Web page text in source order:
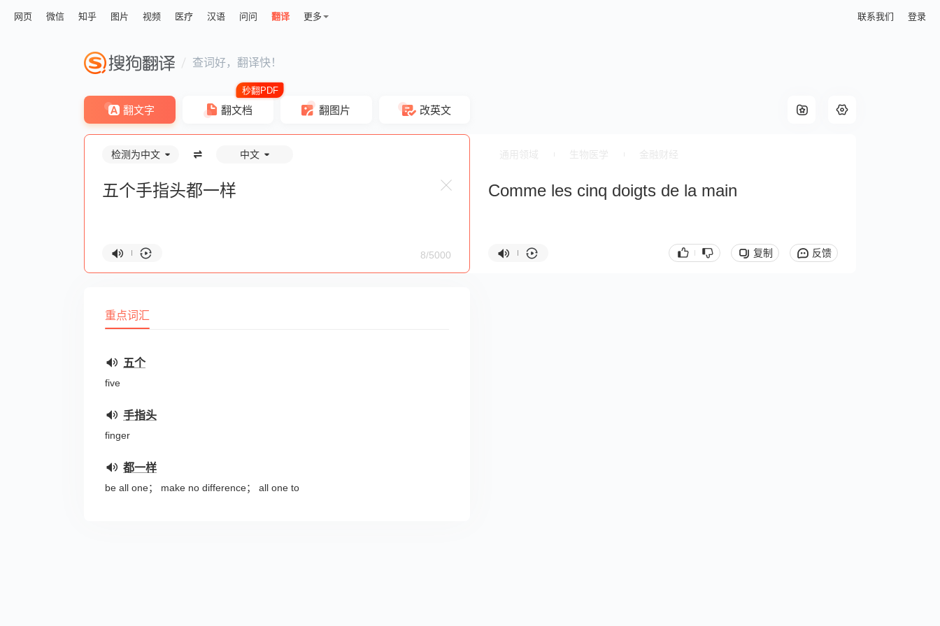
网页 微信 知乎 图片 视频 医疗 汉语 问问 翻译 更多 联系我们 登录
查词好，翻译快！
翻文字 翻文档 翻图片 改英文
检测为中文 中文
8/5000
Comme les cinq doigts de la main
复制 反馈
重点词汇
五个
five
手指头
finger
都一样
be all one； make no difference； all one to